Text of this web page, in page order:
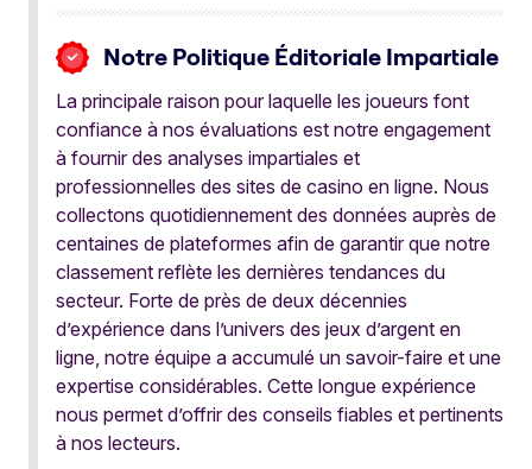
Notre Politique Éditoriale Impartiale
La principale raison pour laquelle les joueurs font
confiance à nos évaluations est notre engagement
à fournir des analyses impartiales et
professionnelles des sites de casino en ligne. Nous
collectons quotidiennement des données auprès de
centaines de plateformes afin de garantir que notre
classement reflète les dernières tendances du
secteur. Forte de près de deux décennies
d’expérience dans l’univers des jeux d’argent en
ligne, notre équipe a accumulé un savoir-faire et une
expertise considérables. Cette longue expérience
nous permet d’offrir des conseils fiables et pertinents
à nos lecteurs.